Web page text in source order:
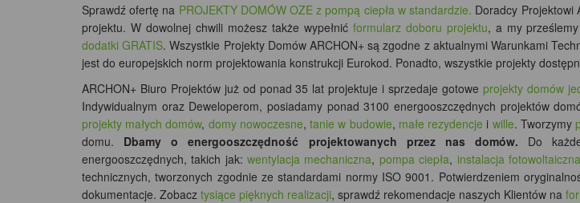
Sprawdź ofertę na PROJEKTY DOMÓW OZE z pompą ciepła w standardzie. Doradcy Projektowi
projektu. W dowolnej chwili możesz także wypełnić formularz doboru projektu, a my
dodatki GRATIS. Wszystkie Projekty Domów ARCHON+ są zgodne z aktualnymi Warunkami
jest do europejskich norm projektowania konstrukcji Eurokod. Ponadto, wszystkie projekty
ARCHON+ Biuro Projektów już od ponad 35 lat projektuje i sprzedaje gotowe projekty domów
Indywidualnym oraz Deweloperom, posiadamy ponad3100 energooszczędnych projektów
projekty małych domów, domy nowoczesne,tanie w budowie, małe rezydencje i wille. Tworzymy
domu. Dbamy o energooszczędność projektowanych przez nas domów. Do
energooszczędnych, takich jak:wentylacja mechaniczna, pompa ciepła, instalacja fotowoltaiczna
technicznych, tworzonych zgodnie ze standardami normy ISO 9001. Potwierdzeniem
dokumentacje. Zobacz tysiące pięknych realizacji, sprawdź rekomendacje naszych Klientów na